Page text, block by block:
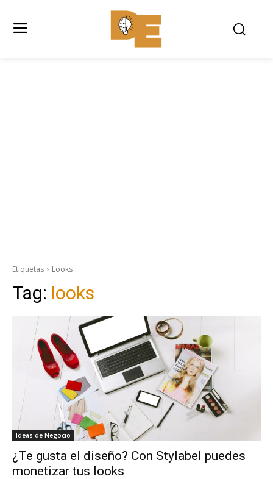
Etiquetas Looks
Tag: looks
Ideas de Negocio
¿Te gusta el diseño? Con Stylabel puedes
monetizar tus looks